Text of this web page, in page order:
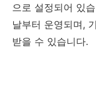
으로 설정되어 있
날부터 운영되며,
받을 수 있습니다.